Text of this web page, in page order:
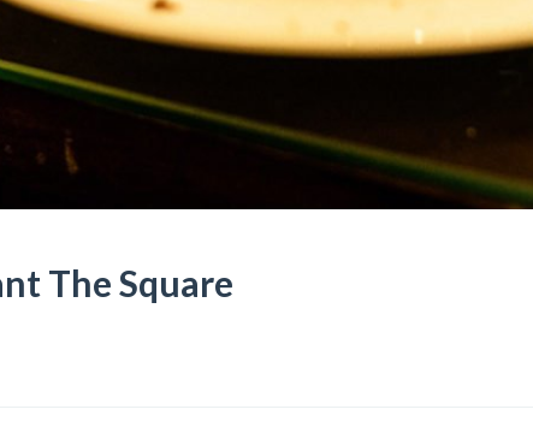
The Square